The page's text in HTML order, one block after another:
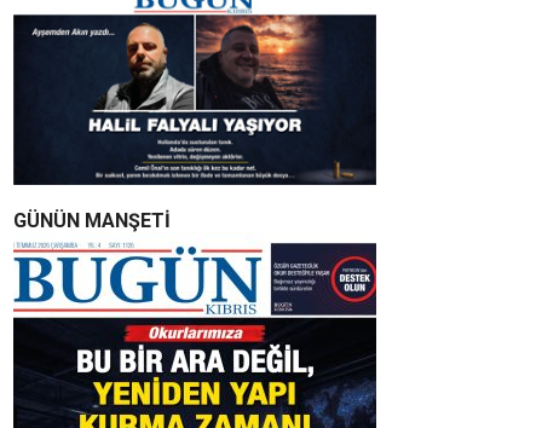
GÜNÜN MANŞETİ